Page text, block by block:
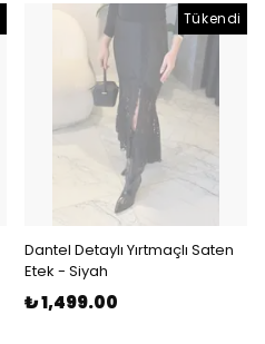
Tükendi
Dantel Detaylı Yırtmaçlı Saten
Etek - Siyah
₺ 1,499.00